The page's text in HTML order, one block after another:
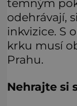
temným
odehrávají,
inkvizice. S
krku musí
Prahu.
Nehrajte si